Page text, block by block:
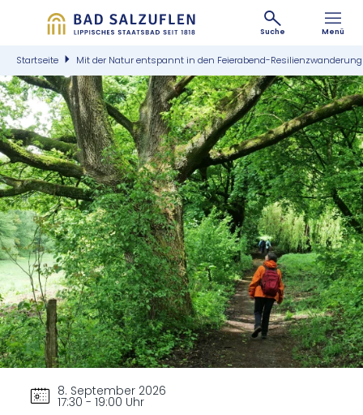
Suche Menü
Startseite Mit der Natur entspannt in den Feierabend-Resilienzwanderung
8. September 2026
17:30 - 19:00 Uhr